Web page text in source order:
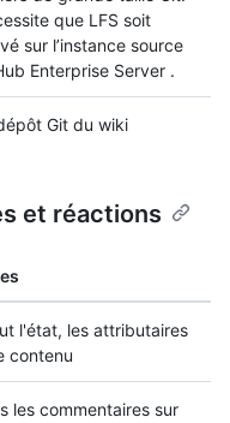
que LFS soit
sur l’instance source
Enterprise Server .
Git du wiki
et réactions
l'état, les attributaires
contenu
les commentaires sur